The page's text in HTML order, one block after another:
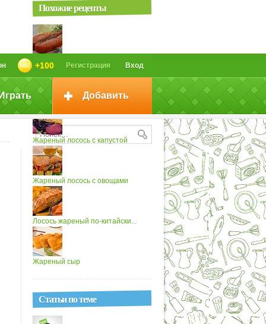
Вход
Регистрация
+100
Добавить
Похожие рецепты
Жареный лосось под соусом
Жареный лосось с капустой
Жареный лосось с овощами
Лосось жареный по-китайски...
Жареный сыр
Статьи по теме